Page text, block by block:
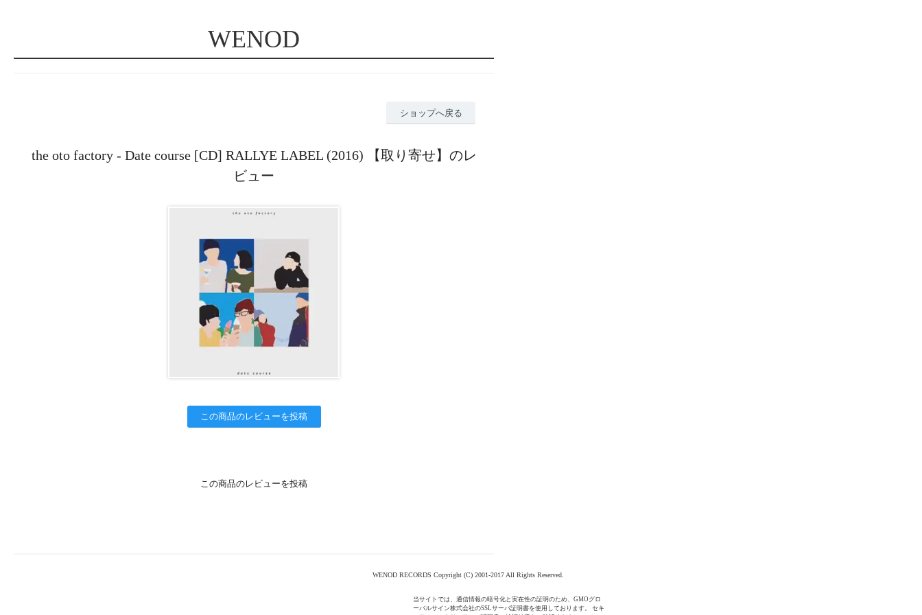
WENOD
ショップへ戻る
the oto factory - Date course [CD] RALLYE LABEL (2016) 【取り寄せ】のレ
ビュー
この商品のレビューを投稿
この商品のレビューを投稿
WENOD RECORDS Copyright (C) 2001-2017 All Rights Reserved.
当サイトでは、通信情報の暗号化と実在性の証明のため、GMOグロ
ーバルサイン株式会社のSSLサーバ証明書を使用しております。 セキ